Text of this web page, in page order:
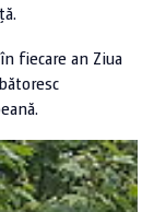
fiecare an Ziua